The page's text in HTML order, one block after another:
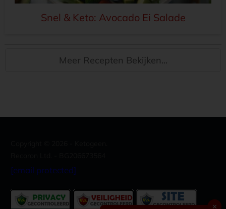
Snel & Keto: Avocado Ei Salade
Meer Recepten Bekijken...
✕
[email protected]